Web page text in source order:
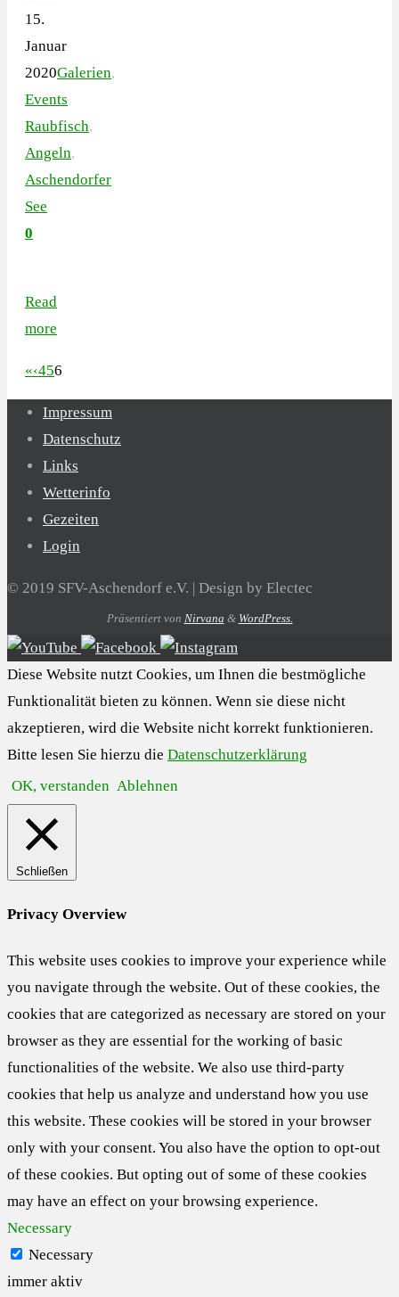
15.
Januar
2020Galerien,
Events
Raubfisch,
Angeln,
Aschendorfer
See
0
Read
more
«‹456
Impressum
Datenschutz
Links
Wetterinfo
Gezeiten
Login
© 2019 SFV-Aschendorf e.V. | Design by Electec
Präsentiert von Nirvana & WordPress.
Diese Website nutzt Cookies, um Ihnen die bestmögliche
Funktionalität bieten zu können. Wenn sie diese nicht
akzeptieren, wird die Website nicht korrekt funktionieren.
Bitte lesen Sie hierzu die Datenschutzerklärung
OK, verstanden Ablehnen
Schließen
Privacy Overview
This website uses cookies to improve your experience while
you navigate through the website. Out of these cookies, the
cookies that are categorized as necessary are stored on your
browser as they are essential for the working of basic
functionalities of the website. We also use third-party
cookies that help us analyze and understand how you use
this website. These cookies will be stored in your browser
only with your consent. You also have the option to opt-out
of these cookies. But opting out of some of these cookies
may have an effect on your browsing experience.
Necessary
Necessary
immer aktiv